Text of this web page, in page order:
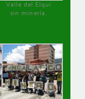
Valle del Elqui
sin minería.